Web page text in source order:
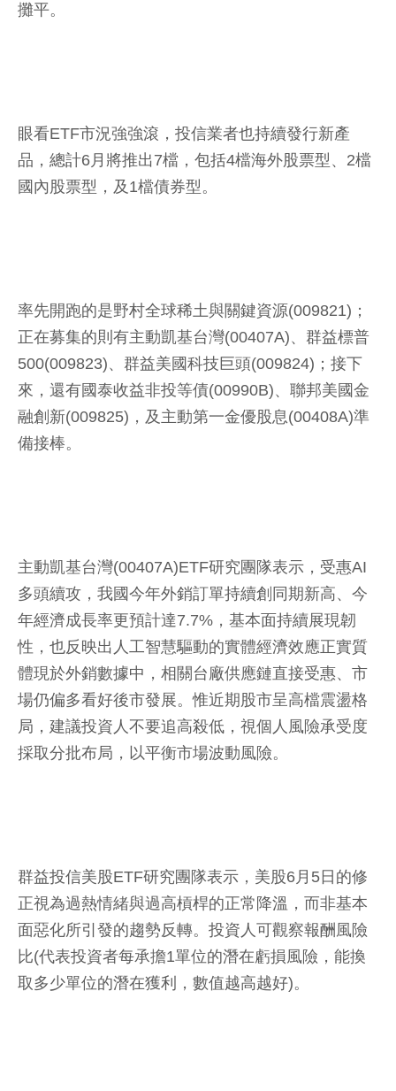
攤平。
眼看ETF市況強強滾，投信業者也持續發行新產
品，總計6月將推出7檔，包括4檔海外股票型、2檔
國內股票型，及1檔債券型。
率先開跑的是野村全球稀土與關鍵資源(009821)；
正在募集的則有主動凱基台灣(00407A)、群益標普
500(009823)、群益美國科技巨頭(009824)；接下
來，還有國泰收益非投等債(00990B)、聯邦美國金
融創新(009825)，及主動第一金優股息(00408A)準
備接棒。
主動凱基台灣(00407A)ETF研究團隊表示，受惠AI
多頭續攻，我國今年外銷訂單持續創同期新高、今
年經濟成長率更預計達7.7%，基本面持續展現韌
性，也反映出人工智慧驅動的實體經濟效應正實質
體現於外銷數據中，相關台廠供應鏈直接受惠、市
場仍偏多看好後市發展。惟近期股市呈高檔震盪格
局，建議投資人不要追高殺低，視個人風險承受度
採取分批布局，以平衡市場波動風險。
群益投信美股ETF研究團隊表示，美股6月5日的修
正視為過熱情緒與過高槓桿的正常降溫，而非基本
面惡化所引發的趨勢反轉。投資人可觀察報酬風險
比(代表投資者每承擔1單位的潛在虧損風險，能換
取多少單位的潛在獲利，數值越高越好)。